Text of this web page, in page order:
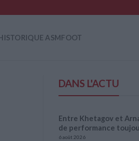
ASMFOOT
DANS L'ACTU
Entre Khetagov et
de performance
6 août 2026